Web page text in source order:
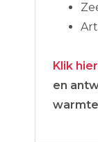
Klik hier
en